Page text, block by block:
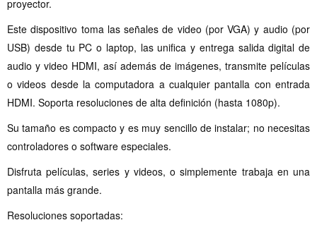
proyector.
Este dispositivo toma las señales de video (por VGA) y audio (por
USB) desde tu PC o laptop, las unifica y entrega salida digital de
audio y video HDMI, así además de imágenes, transmite películas
o videos desde la computadora a cualquier pantalla con entrada
HDMI. Soporta resoluciones de alta definición (hasta 1080p).
Su tamaño es compacto y es muy sencillo de instalar; no necesitas
controladores o software especiales.
Disfruta películas, series y videos, o simplemente trabaja en una
pantalla más grande.
Resoluciones soportadas: